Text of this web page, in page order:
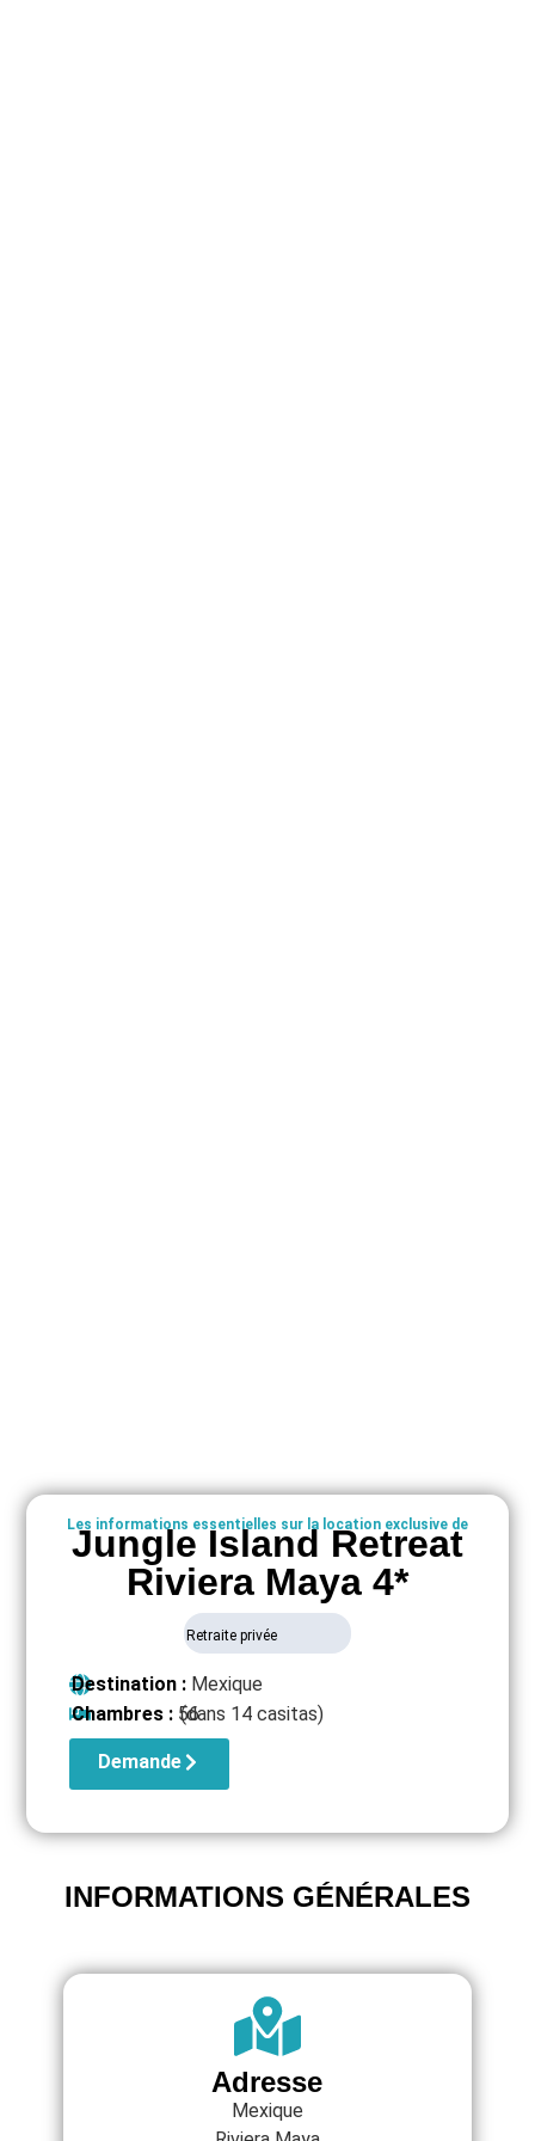
Les informations essentielles sur la location exclusive de
Jungle Island Retreat
Riviera Maya 4*
Retraite privée
Destination : Mexique
Chambres : 56
(dans 14 casitas)
Demande
INFORMATIONS GÉNÉRALES
Adresse
Mexique